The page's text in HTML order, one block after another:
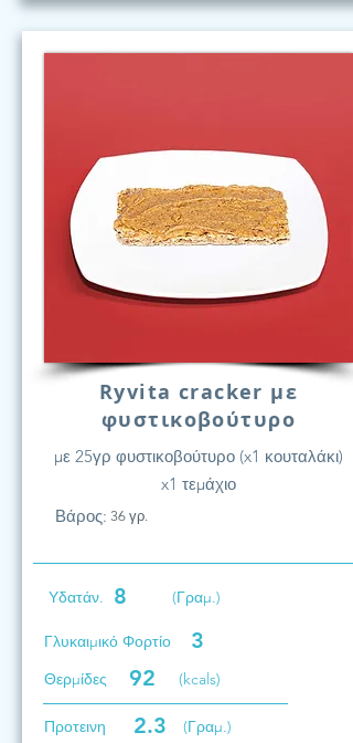
Ryvita cracker με
φυστικοβούτυρο
με 25γρ φυστικοβούτυρο (x1 κουταλάκι)
x1 τεμάχιο
Βάρος: 36 γρ.
Υδατάν. 8 (Γραμ.)
Γλυκαιμικό Φορτίο 3
Θερμίδες 92 (kcals)
Προτεινη 2.3
(Γραμ.)